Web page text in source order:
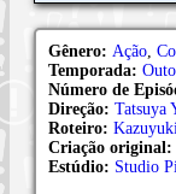
Gênero: Ação
Temporada:
Número de
Direção: Tatsuya
Roteiro:
Criação original:
Estúdio: Studio